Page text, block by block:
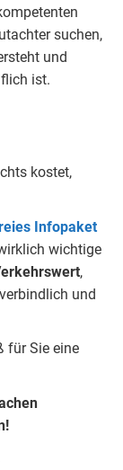
suchen,
und
ist.
kostet,
Infopaket
wichtige
,
und
für Sie eine